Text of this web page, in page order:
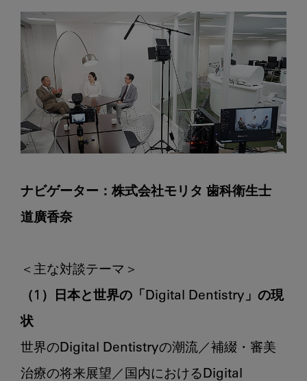
ナビゲーター：株式会社モリタ 歯科衛生士
道廣香奈
（1）日本と世界の「Digital Dentistry」の現
状
世界のDigital Dentistryの潮流／補綴・審美
治療の将来展望／国内におけるDigital